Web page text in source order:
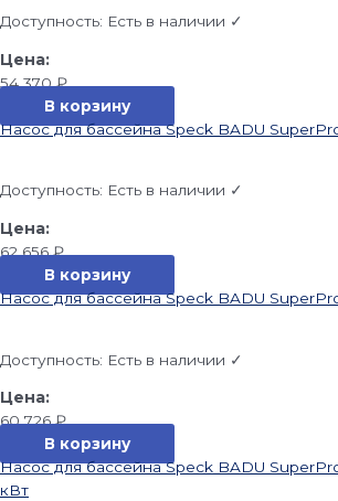
Доступность: Есть в наличии ✓
54 370₽
В корзину
Насос для бассейна Speck BADU SuperPro
Доступность: Есть в наличии ✓
62 656₽
В корзину
Насос для бассейна Speck BADU
Доступность: Есть в наличии ✓
60 726₽
В корзину
Насос для бассейна Speck BADU
кВт